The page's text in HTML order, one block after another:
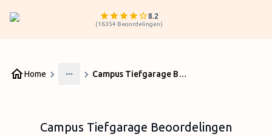
8.2
(16354 Beoordelingen)
Home
More
Campus Tiefgarage Beoordelingen
Campus Tiefgarage Beoordelingen